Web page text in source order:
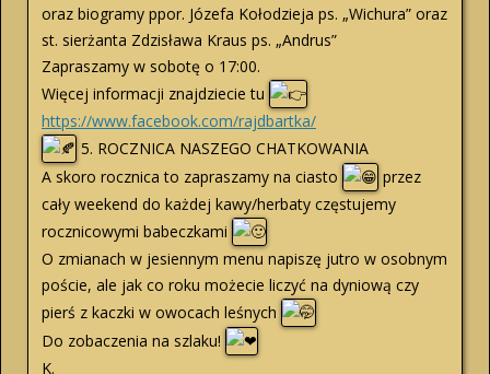
oraz biogramy ppor. Józefa Kołodzieja ps. „Wichura” oraz
st. sierżanta Zdzisława Kraus ps. „Andrus”
Zapraszamy w sobotę o 17:00.
Więcej informacji znajdziecie tu
https://www.facebook.com/rajdbartka/
5. ROCZNICA NASZEGO CHATKOWANIA
A skoro rocznica to zapraszamy na ciasto
przez
cały weekend do każdej kawy/herbaty częstujemy
rocznicowymi babeczkami
O zmianach w jesiennym menu napiszę jutro w osobnym
poście, ale jak co roku możecie liczyć na dyniową czy
pierś z kaczki w owocach leśnych
Do zobaczenia na szlaku!
K.